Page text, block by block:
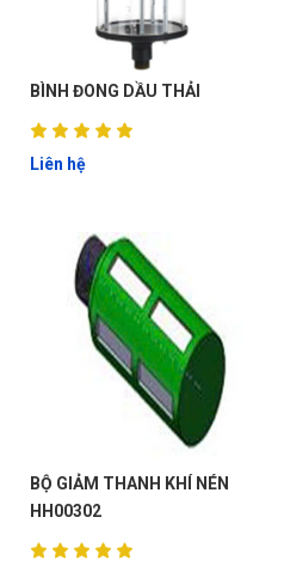
BÌNH ĐONG DẦU THẢI
Liên hệ
BỘ GIẢM THANH KHÍ NÉN
HH00302